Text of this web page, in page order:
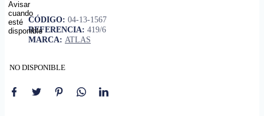
CÓDIGO: 04-13-1567
REFERENCIA: 419/6
MARCA: ATLAS
NO DISPONIBLE